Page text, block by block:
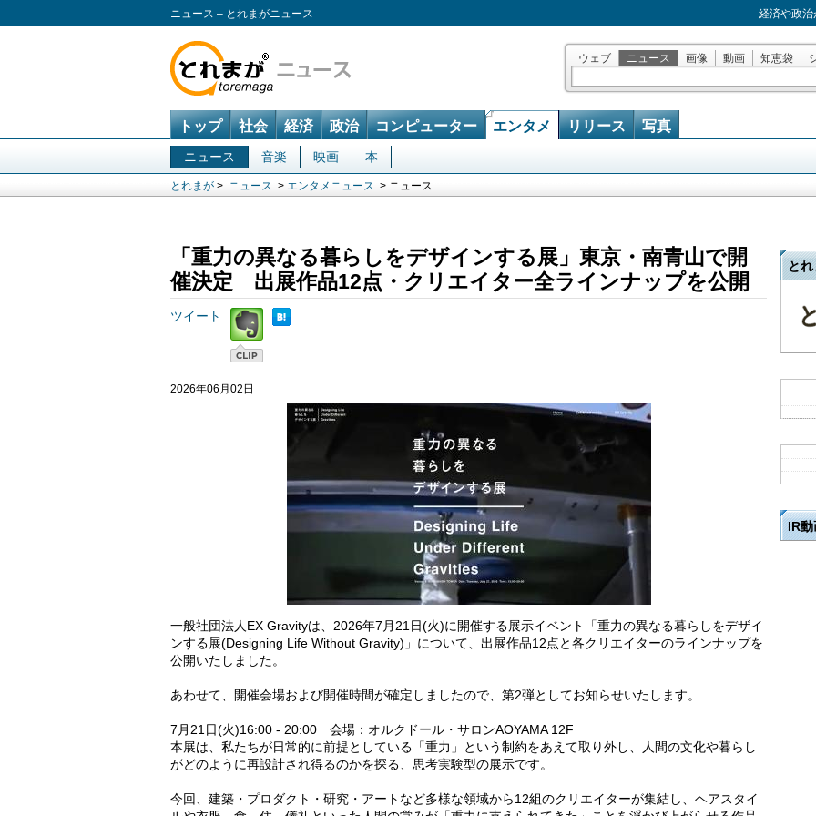
ニュース – とれまがニュース 経済や政
ウェブ ニュース 画像 動画 知恵袋
トップ 社会 経済 政治 コンピューター エンタメ リリース 写真
ニュース 音楽 映画 本
とれまが > ニュース > エンタメニュース > ニュース
「重力の異なる暮らしをデザインする展」東京・南青山で開
催決定 出展作品12点・クリエイター全ラインナップを公開
ツイート
2026年06月02日
一般社団法人EX Gravityは、2026年7月21日(火)に開催する展示イベント「重力の異なる暮らしをデザイ
ンする展(Designing Life Without Gravity)」について、出展作品12点と各クリエイターのラインナップを
公開いたしました。
あわせて、開催会場および開催時間が確定しましたので、第2弾としてお知らせいたします。
7月21日(火)16:00 - 20:00 会場：オルクドール・サロンAOYAMA 12F
本展は、私たちが日常的に前提としている「重力」という制約をあえて取り外し、人間の文化や暮らし
がどのように再設計され得るのかを探る、思考実験型の展示です。
今回、建築・プロダクト・研究・アートなど多様な領域から12組のクリエイターが集結し、ヘアスタイ
とれ
IR動